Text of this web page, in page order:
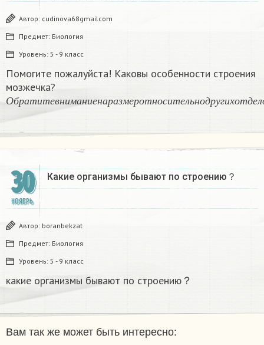
Автор: cudinova68gmailcom
Предмет: Биология
Уровень: 5 - 9 класс
Помогите пожалуйста! Каковы особенности строения
мозжечка?
О б р а т и т е в н им а н и е н а р а зм е р о т н о с и т ел ь н о д р у г и х о т д ел
Обратите м т
30
НОЯБРЬ
Какие организмы бывают по строению？
Автор: boranbekzat
Предмет: Биология
Уровень: 5 - 9 класс
какие организмы бывают по строению？
Вам так же может быть интересно: